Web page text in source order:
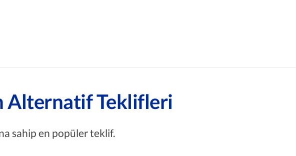
Alternatif Teklifleri
sahip en popüler teklif.